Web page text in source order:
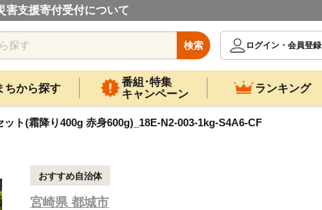
害支援寄付受付について
検索
ログイン・会員登録
ちから探す
番組･特集
キャンペーン
ランキング
ト(霜降り400g 赤身600g)_18E-N2-003-1kg-S4A6-CF
おすすめ自治体
宮崎県 都城市